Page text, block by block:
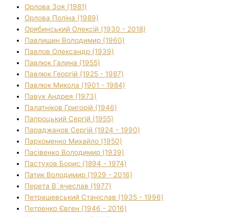
Орлова Зоя (1981)
Орлова Поліна (1989)
Орябинський Олексій (1930 - 2018)
Павлишин Володимир (1960)
Павлов Олександр (1939)
Павлюк Галина (1955)
Павлюк Георгій (1925 - 1987)
Павлюк Микола (1901 - 1984)
Павук Андрея (1973)
Палатніков Григорій (1946)
Папроцький Сергій (1955)
Параджанов Сергій (1924 - 1990)
Пархоменко Михайло (1950)
Пасівенко Володимир (1939)
Пастухов Борис (1894 - 1974)
Патик Володимир (1929 - 2016)
Перета В`ячеслав (1977)
Петрашевський Станіслав (1935 - 1996)
Петренко Євген (1946 - 2016)